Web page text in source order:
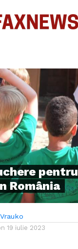
pentru
România
19 iulie 2023